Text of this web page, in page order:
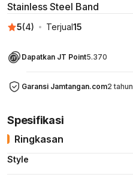
Stainless Steel Band
5(4) Terjual15
Dapatkan JT Point5.370
Garansi Jamtangan.com2 tahun
Spesifikasi
Ringkasan
Style